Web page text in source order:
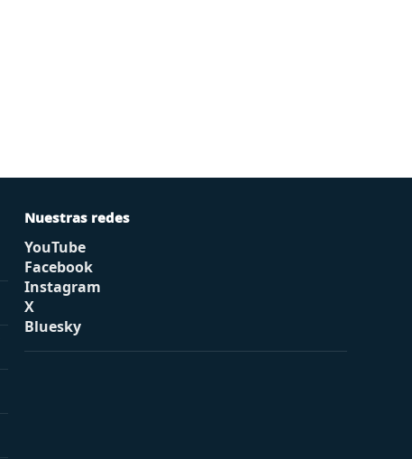
Nuestras redes
YouTube
Facebook
Instagram
X
Bluesky